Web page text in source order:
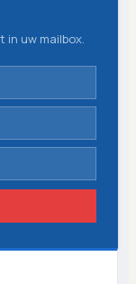
uw mailbox.